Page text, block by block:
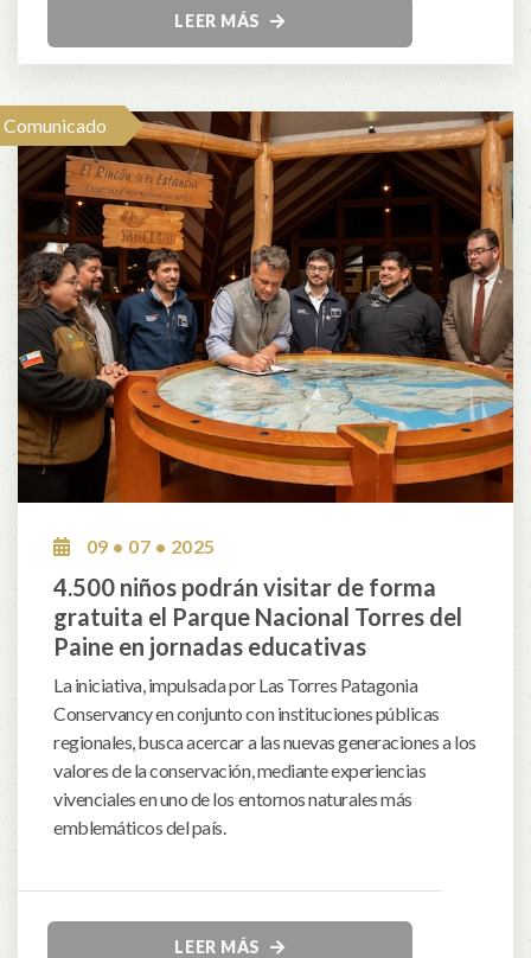
LEER MÁS
Comunicado
09 • 07 • 2025
4.500 niños podrán visitar de forma
gratuita el Parque Nacional Torres del
Paine en jornadas educativas
La iniciativa, impulsada por Las Torres Patagonia
Conservancy en conjunto con instituciones públicas
regionales, busca acercar a las nuevas generaciones a los
valores de la conservación, mediante experiencias
vivenciales en uno de los entornos naturales más
emblemáticos del país.
LEER MÁS